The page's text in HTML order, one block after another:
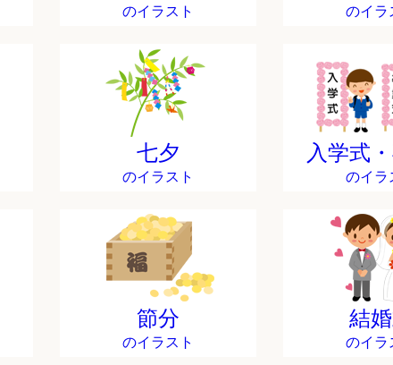
のイラスト のイラ
七夕
のイラスト
入学式
のイラ
節分
のイラスト
結
のイラ